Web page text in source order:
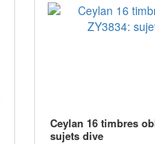
Ceylan 16 timbres
sujets dive